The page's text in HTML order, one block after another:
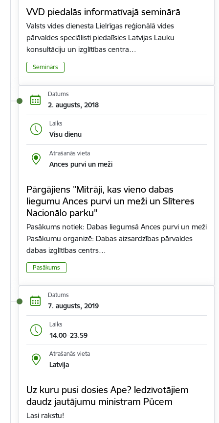
VVD piedalās informatīvajā seminārā
Valsts vides dienesta Lielrīgas reģionālā vides
pārvaldes speciālisti piedalīsies Latvijas Lauku
konsultāciju un izglītības centra…
Seminārs
Datums
2. augusts, 2018
Laiks
Visu dienu
Atrašanās vieta
Ances purvi un meži
Pārgājiens "Mitrāji, kas vieno dabas
liegumu Ances purvi un meži un Slīteres
Nacionālo parku"
Pasākums notiek: Dabas liegumsā Ances purvi un meži
Pasākumu organizē: Dabas aizsardzības pārvaldes
dabas izglītības centrs…
Pasākums
Datums
7. augusts, 2019
Laiks
14.00–23.59
Atrašanās vieta
Latvija
Uz kuru pusi dosies Ape? Iedzīvotājiem
daudz jautājumu ministram Pūcem
Lasi rakstu!